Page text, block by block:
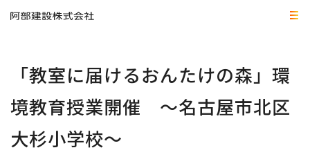
「教室に届けるおんたけの森」環
境教育授業開催 ～名古屋市北区
大杉小学校～